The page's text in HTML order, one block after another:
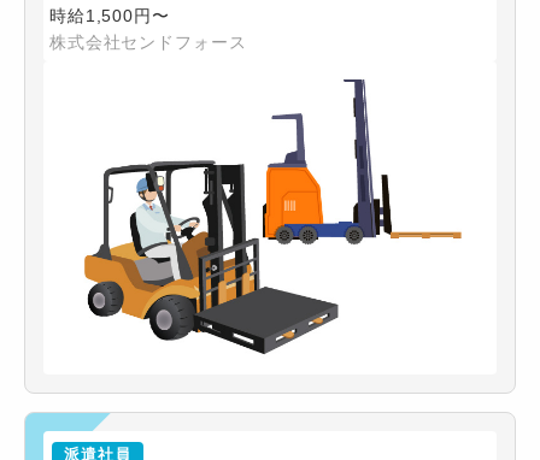
時給1,500円〜
株式会社センドフォース
派遣社員